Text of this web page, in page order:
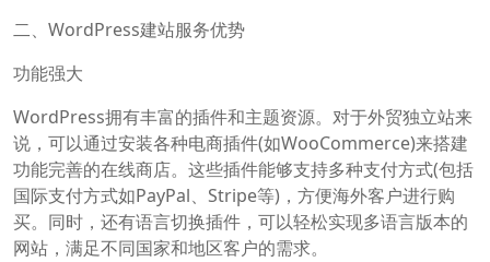
二、WordPress建站服务优势
功能强大
WordPress拥有丰富的插件和主题资源。对于外贸独立站来
说，可以通过安装各种电商插件(如WooCommerce)来搭建
功能完善的在线商店。这些插件能够支持多种支付方式(包括
国际支付方式如PayPal、Stripe等)，方便海外客户进行购
买。同时，还有语言切换插件，可以轻松实现多语言版本的
网站，满足不同国家和地区客户的需求。